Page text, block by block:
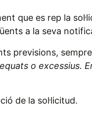
que es rep la
a la seva
previsions,
o excessius.
de la sol·licitud.